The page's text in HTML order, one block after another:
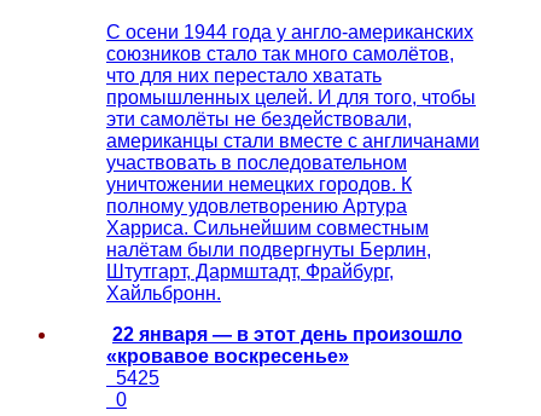
С осени 1944 года у англо-американских
союзников стало так много самолётов,
что для них перестало хватать
промышленных целей. И для того, чтобы
эти самолёты не бездействовали,
американцы стали вместе с англичанами
участвовать в последовательном
уничтожении немецких городов. К
полному удовлетворению Артура
Харриса. Сильнейшим совместным
налётам были подвергнуты Берлин,
Штутгарт, Дармштадт, Фрайбург,
Хайльбронн.
22 января — в этот день произошло
«кровавое воскресенье»
5425
0